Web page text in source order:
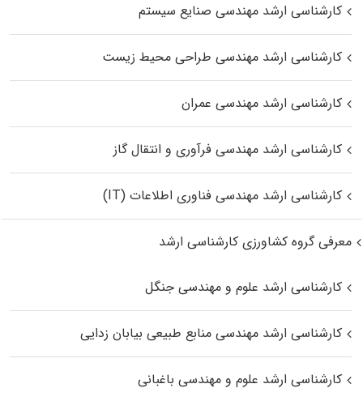
کارشناسی ارشد مهندسی صنایع سیستم
کارشناسی ارشد مهندسی طراحی محیط زیست
کارشناسی ارشد مهندسی عمران
کارشناسی ارشد مهندسی فرآوری و انتقال گاز
کارشناسی ارشد مهندسی فناوری اطلاعات (IT)
معرفی گروه کشاورزی کارشناسی ارشد
کارشناسی ارشد علوم و مهندسی جنگل
کارشناسی ارشد مهندسی منابع طبیعی بیابان زدایی
کارشناسی ارشد علوم و مهندسی باغبانی